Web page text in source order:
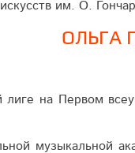
им. О.
ОЛЬГА
на Первом
музыкальной